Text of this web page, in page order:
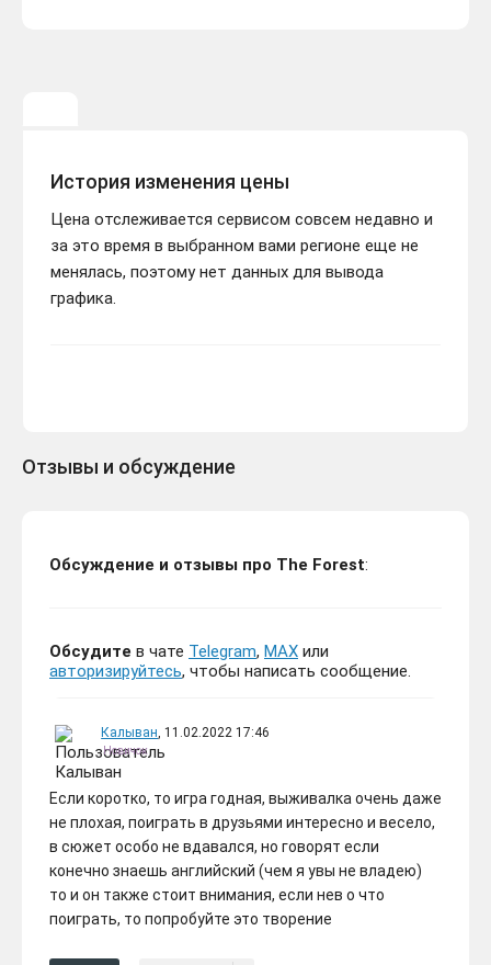
История изменения цены
Цена отслеживается сервисом совсем недавно и
за это время в выбранном вами регионе еще не
менялась, поэтому нет данных для вывода
графика.
Отзывы и обсуждение
Обсуждение и отзывы про The Forest:
Обсудите в чате Telegram, MAX или
авторизируйтесь, чтобы написать сообщение.
Калыван, 11.02.2022 17:46
Новичок
Если коротко, то игра годная, выживалка очень даже
не плохая, поиграть в друзьями интересно и весело,
в сюжет особо не вдавался, но говорят если
конечно знаешь английский (чем я увы не владею)
то и он также стоит внимания, если нев о что
поиграть, то попробуйте это творение